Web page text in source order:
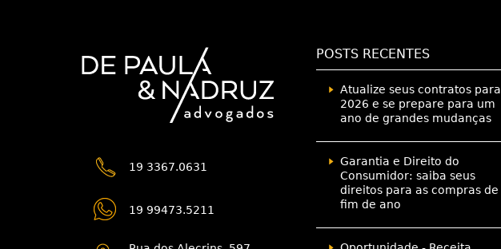
19 3367.0631
19 99473.5211
POSTS RECENTES
Atualize seus contratos para
2026 e se prepare para um
ano de grandes mudanças
Garantia e Direito do
Consumidor: saiba seus
direitos para as compras de
fim de ano